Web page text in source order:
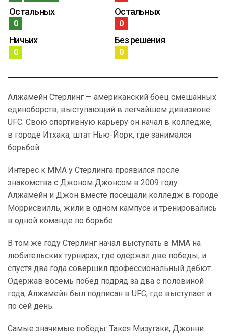
Остальных
0
Ничьих
0
Остальных
0
Без решения
0
Алжамейн Стерлинг — американский боец смешанных
единоборств, выступающий в легчайшем дивизионе
UFC. Свою спортивную карьеру он начал в колледже,
в городе Итхака, штат Нью-Йорк, где занимался
борьбой.
Интерес к ММА у Стерлинга проявился после
знакомства с Джоном Джонсом в 2009 году.
Алжамейн и Джон вместе посещали колледж в городе
Моррисвилль, жили в одном кампусе и тренировались
в одной команде по борьбе.
В том же году Стерлинг начал выступать в ММА на
любительских турнирах, где одержал две победы, и
спустя два года совершил профессиональный дебют.
Одержав восемь побед подряд за два с половиной
года, Алжамейн был подписан в UFC, где выступает и
по сей день.
Самые значимые победы: Такея Мизугаки, Джонни